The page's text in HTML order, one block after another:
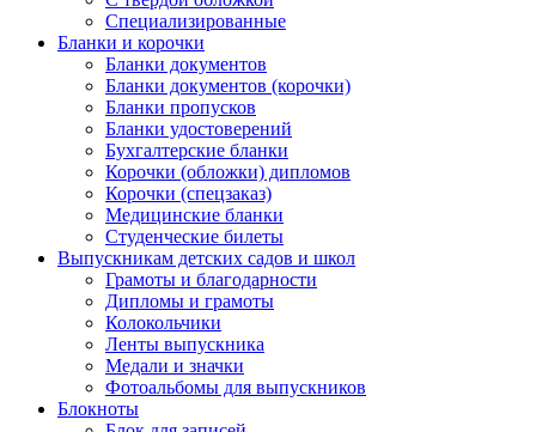
Специализированные
Бланки и корочки
Бланки документов
Бланки документов (корочки)
Бланки пропусков
Бланки удостоверений
Бухгалтерские бланки
Корочки (обложки) дипломов
Корочки (спецзаказ)
Медицинские бланки
Студенческие билеты
Выпускникам детских садов и школ
Грамоты и благодарности
Дипломы и грамоты
Колокольчики
Ленты выпускника
Медали и значки
Фотоальбомы для выпускников
Блокноты